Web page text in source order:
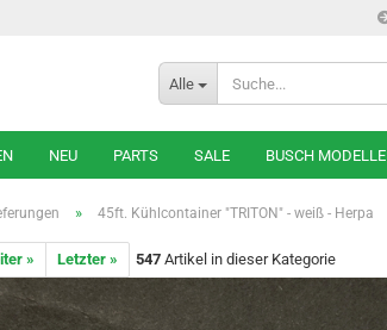
Alle
NEU PARTS SALE BUSCH MODELLE
» 45ft. Kühlcontainer "TRITON" - weiß - Herpa
» Letzter » 547 Artikel in dieser Kategorie